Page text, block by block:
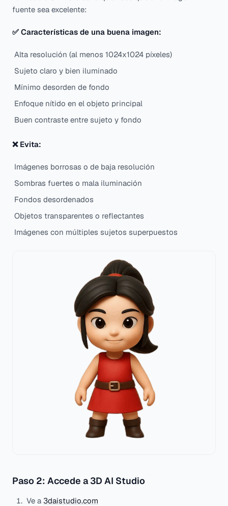
fuente sea excelente:
✅ Características de una buena imagen:
Alta resolución (al menos 1024x1024 píxeles)
Sujeto claro y bien iluminado
Mínimo desorden de fondo
Enfoque nítido en el objeto principal
Buen contraste entre sujeto y fondo
❌ Evita:
Imágenes borrosas o de baja resolución
Sombras fuertes o mala iluminación
Fondos desordenados
Objetos transparentes o reflectantes
Imágenes con múltiples sujetos superpuestos
Paso 2: Accede a 3D AI Studio
Ve a 3daistudio.com